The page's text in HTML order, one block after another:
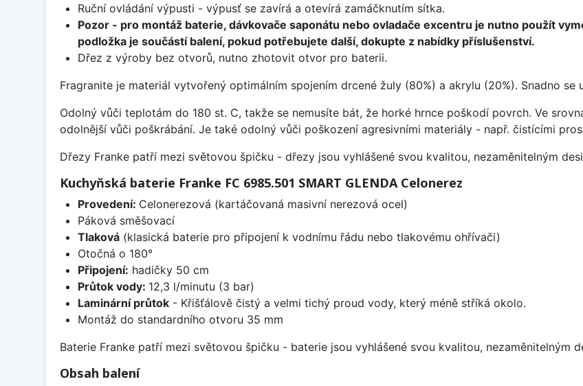
Ruční ovládání výpusti - výpusť se zavírá a otevírá zamáčknutím sítka.
Pozor - pro montáž baterie, dávkovače saponátu nebo ovladače excentru je nutno použít
podložka je součástí balení, pokud potřebujete další, dokupte z nabídky příslušenství.
Dřez z výroby bez otvorů, nutno zhotovit otvor pro baterii.
Fragranite je materiál vytvořený optimálním spojením drcené žuly (80%) a akrylu (20%). Snadno
Odolný vůči teplotám do 180 st. C, takže se nemusíte bát, že horké hrnce poškodí povrch. Ve
odolnější vůči poškrábání. Je také odolný vůči poškození agresivními materiály - např. čistícími
Dřezy Franke patří mezi světovou špičku - dřezy jsou vyhlášené svou kvalitou, nezaměnitelným
Kuchyňská baterie Franke FC 6985.501 SMART GLENDA Celonerez
Provedení: Celonerezová (kartáčovaná masivní nerezová ocel)
Páková směšovací
Tlaková(klasická baterie pro připojení k vodnímu řádu nebo tlakovému ohřívači)
Otočná o 180°
Připojení: hadičky 50 cm
Průtok vody: 12,3 l/minutu (3 bar)
Laminární průtok- Křišťálově čistý a velmi tichý proud vody, který méně stříká okolo.
Montáž do standardního otvoru 35 mm
Baterie Franke patří mezi světovou špičku - baterie jsou vyhlášené svou kvalitou, nezaměnitelným
Obsah balení